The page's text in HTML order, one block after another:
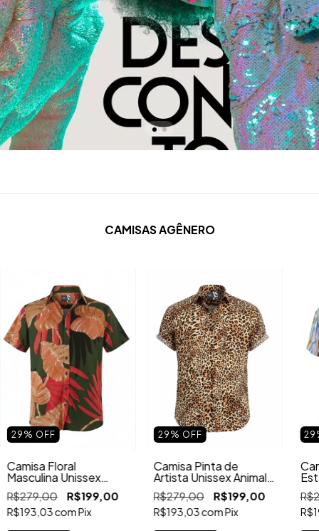
CAMISAS AGÊNERO
29 % OFF
Camisa Floral
Masculina Unissex
Verde Estampa
Tropical Manga Curta
Verão
R$279,00 R$199,00
R$193,03comPix
29 % OFF
Camisa Pinta de
Artista Unissex Animal
Print Oncinha Manga
Curta
R$279,00 R$199,00
R$193,03comPix
29